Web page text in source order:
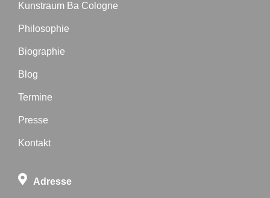
Kunstraum Ba Cologne
Philosophie
Biographie
Blog
Termine
Presse
Kontakt
Adresse